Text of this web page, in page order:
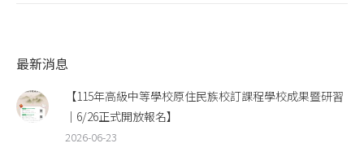
最新消息
【115年高級中等學校原住民族校訂課程學校成果暨研習
｜6/26正式開放報名】
2026-06-23